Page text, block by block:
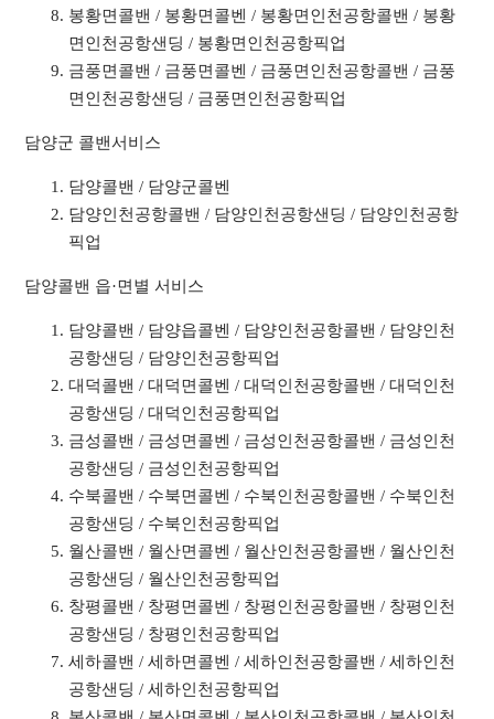
봉황면콜밴 / 봉황면콜벤 / 봉황면인천공항콜밴 / 봉황
면인천공항샌딩 / 봉황면인천공항픽업
금풍면콜밴 / 금풍면콜벤 / 금풍면인천공항콜밴 / 금풍
면인천공항샌딩 / 금풍면인천공항픽업
담양군 콜밴서비스
담양콜밴 / 담양군콜벤
담양인천공항콜밴 / 담양인천공항샌딩 / 담양인천공항
픽업
담양콜밴 읍·면별 서비스
담양콜밴 / 담양읍콜벤 / 담양인천공항콜밴 / 담양인천
공항샌딩 / 담양인천공항픽업
대덕콜밴 / 대덕면콜벤 / 대덕인천공항콜밴 / 대덕인천
공항샌딩 / 대덕인천공항픽업
금성콜밴 / 금성면콜벤 / 금성인천공항콜밴 / 금성인천
공항샌딩 / 금성인천공항픽업
수북콜밴 / 수북면콜벤 / 수북인천공항콜밴 / 수북인천
공항샌딩 / 수북인천공항픽업
월산콜밴 / 월산면콜벤 / 월산인천공항콜밴 / 월산인천
공항샌딩 / 월산인천공항픽업
창평콜밴 / 창평면콜벤 / 창평인천공항콜밴 / 창평인천
공항샌딩 / 창평인천공항픽업
세하콜밴 / 세하면콜벤 / 세하인천공항콜밴 / 세하인천
공항샌딩 / 세하인천공항픽업